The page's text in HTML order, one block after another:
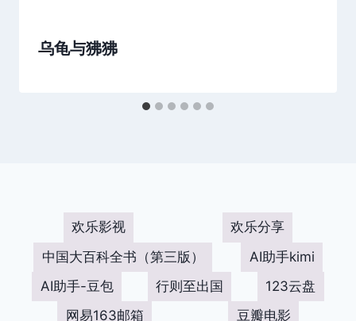
乌龟与狒狒
欢乐影视
欢乐分享
中国大百科全书（第三版）
AI助手kimi
AI助手-豆包
行则至出国
123云盘
网易163邮箱
豆瓣电影